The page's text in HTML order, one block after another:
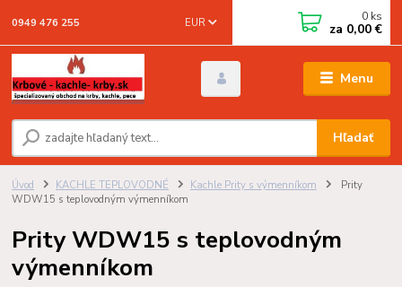
Menu
EUR
Hľadať
0949 476 255 0 ks
za 0,00 €
Úvod KACHLE TEPLOVODNÉ Kachle Prity s výmenníkom
Prity
WDW15 s teplovodným výmenníkom
Prity WDW15 s teplovodným
výmenníkom